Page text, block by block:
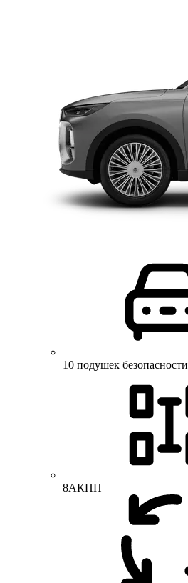
10 подушек безопасности
8АКПП